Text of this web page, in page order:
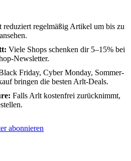
reduziert regelmäßig Artikel um bis zu
Viele Shops schenken dir 5–15% bei
Newsletter.
Friday, Cyber Monday, Sommer-
bringen die besten Arlt-Deals.
Falls Arlt kostenfrei zurücknimmt,
abonnieren